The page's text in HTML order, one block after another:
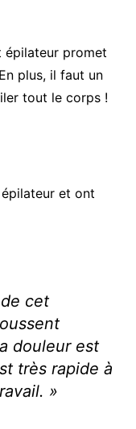
épilateur promet
plus, il faut un
tout le corps !
et ont
cet
douleur est
très rapide à
»